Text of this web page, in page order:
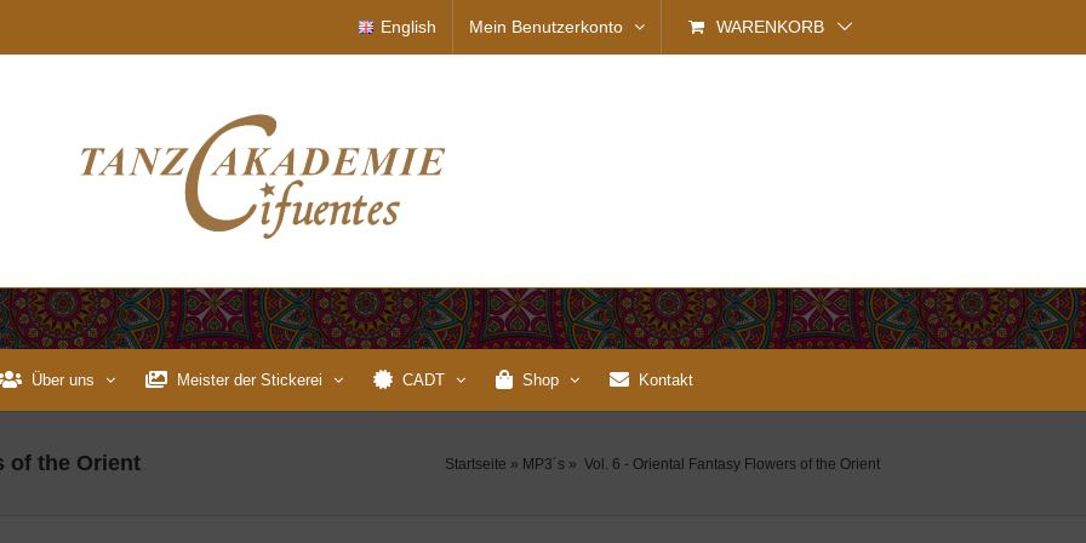
English Mein Benutzerkonto WARENKORB
Über uns Meister der Stickerei CADT Shop Kontakt
of the Orient Startseite » MP3´s » Vol. 6 - Oriental Fantasy Flowers of the Orient